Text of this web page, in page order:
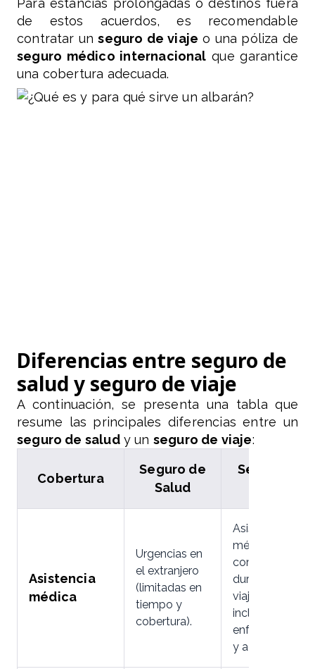
Para estancias prolongadas o destinos fuera
de estos acuerdos, es recomendable
contratar unseguro de viaje o una póliza de
seguro médico internacional que garantice
una cobertura adecuada.
Diferencias entre seguro de
salud y seguro de viaje
A continuación, se presenta una tabla que
resume las principales diferencias entre un
seguro de saludy un seguro de viaje:
Cobertura
Seguro de
Salud
Seguro de
Asistencia
médica
Urgencias en
el extranjero
(limitadas en
tiempo y
cobertura).
Asistencia
médica
completa
durante el
viaje,
incluyendo
enfermedades
y accidentes.